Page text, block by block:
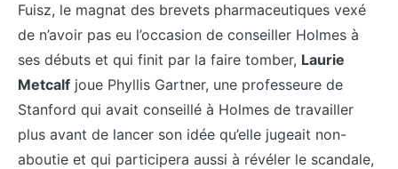
Fuisz, le magnat des brevets pharmaceutiques vexé
de n’avoir pas eu l’occasion de conseiller Holmes à
ses débuts et qui finit par la faire tomber, Laurie
Metcalf joue Phyllis Gartner, une professeure de
Stanford qui avait conseillé à Holmes de travailler
plus avant de lancer son idée qu’elle jugeait non-
aboutie et qui participera aussi à révéler le scandale,